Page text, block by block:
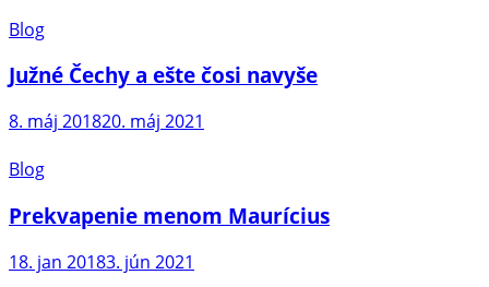
Blog
Južné Čechy a ešte čosi navyše
8. máj 201820. máj 2021
Blog
Prekvapenie menom Maurícius
18. jan 20183. jún 2021